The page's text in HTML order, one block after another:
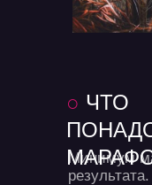
Минимум
○ ЧТО